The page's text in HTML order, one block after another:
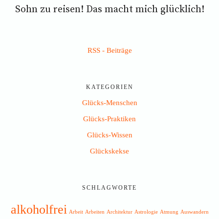
Sohn zu reisen! Das macht mich glücklich!
RSS - Beiträge
KATEGORIEN
Glücks-Menschen
Glücks-Praktiken
Glücks-Wissen
Glückskekse
SCHLAGWORTE
alkoholfrei Arbeit Arbeiten Architektur Astrologie Atmung Auswandern